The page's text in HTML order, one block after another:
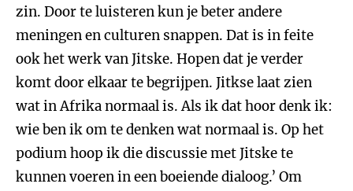
zin. Door te luisteren kun je beter andere
meningen en culturen snappen. Dat is in feite
ook het werk van Jitske. Hopen dat je verder
komt door elkaar te begrijpen. Jitkse laat zien
wat in Afrika normaal is. Als ik dat hoor denk ik:
wie ben ik om te denken wat normaal is. Op het
podium hoop ik die discussie met Jitske te
kunnen voeren in een boeiende dialoog.’ Om